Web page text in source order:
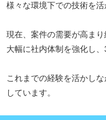
様々な環境下での技術を活
現在、案件の需要が高まり
大幅に社内体制を強化し
これまでの経験を活かし
しています。